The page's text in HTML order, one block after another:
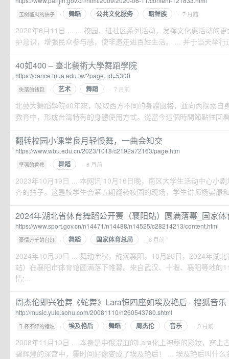
玉树临风的柚子 · 舞蹈 公共文化服务 朝鲜族 · 7 月前
2020年6月11日 ... ... 校园、进社区系列活动，发挥文化惠活动的
护意识，增强民众参与感，使非遗走进百姓生活。 ... 并于当天举
40如400 – 臺北藝術大學舞蹈學院
https://dance.tnua.edu.tw/?page_id=5300
失落的钱包 · 艺术 舞蹈 · 7 月前
北藝大舞蹈學院40年來，吸取西方不同的身體風格，並向內探索自
教育中，形成台灣特有的身體使用方式。從當今這個時間節點往回
翻转校园小课堂良月轻慢舞，一曲会知交
https://www.wbu.edu.cn/2023/1018/c2192a72163/page.htm
坚强的香蕉 · 舞蹈 · 6 月前
2023年10月19日 ... 本网讯 10月16日晚，南区大学生活动中心小
齐的拍子。这是校学生会第五期翻转校园的现场，学生讲师杨晏康
2024年湖北省体育舞蹈公开赛（襄阳站）圆满落幕_国家体
https://www.sport.gov.cn/n14471/n14488/n14525/c28214213/content.html
豪情万千的台灯 · 舞蹈 国家体育总局 · 6 月前
2024年10月30日 ... 舞动金秋，韵满襄阳。10月26日，2024年湖
站）在襄阳市体育馆圆满落下帷幕。来自武汉、十堰、襄阳等地的
情;...
周杰伦即兴独舞《蛇舞》Lara惊四座如埃及艳后 - 搜狐音乐
http://music.yule.sohu.com/20081110/n260543780.shtml
千杯不醉的蜡烛 · 埃及艳后 舞蹈 周杰伦 音乐 · 3 月前
2008年11月10日 ... 本身是中俄混血的Lara化上神秘的彩妆，穿上
碧辉煌的深宫中，霎时间好像变成了埃及艳后！ ... 埃及艳后叫什么